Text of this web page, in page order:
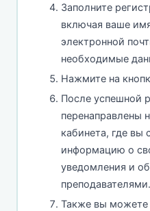
Заполните
включая ваше
электронной
необходимые
Нажмите на
После успешной
перенаправлены
кабинета, где вы
информацию о
уведомления и
преподавателями.
Также вы можете